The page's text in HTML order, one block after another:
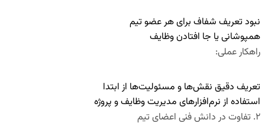
نبود تعریف شفاف برای هر عضو تیم
همپوشانی یا جا افتادن وظایف
راهکار عملی:
تعریف دقیق نقش‌ها و مسئولیت‌ها از ابتدا
استفاده از نرم‌افزارهای مدیریت وظایف و پروژه
۲. تفاوت در دانش فنی اعضای تیم